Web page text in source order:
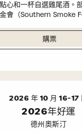
心和一杯自選雞尾酒。
會（Southern Smoke
購票
2026 年 10 月 16-17
2026年好運
德州奧斯汀